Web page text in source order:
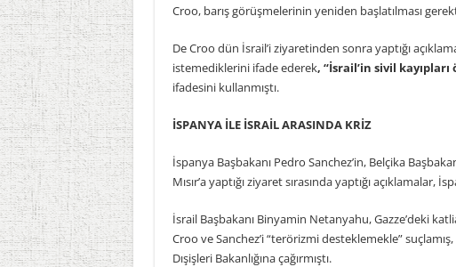
Croo, barış görüşmelerinin yeniden başlatılması
De Croo dün İsrail’i ziyaretinden sonra yaptığı
istemediklerini ifade ederek, “İsrail’in sivil
ifadesini kullanmıştı.
İSPANYA İLE İSRAİL ARASINDA KRİZ
İspanya Başbakanı Pedro Sanchez’in, Belçika
Mısır’a yaptığı ziyaret sırasında yaptığı
İsrail Başbakanı Binyamin Netanyahu, Gazze’deki
Croo ve Sanchez’i “terörizmi desteklemekle”
Dışişleri Bakanlığına çağırmıştı.